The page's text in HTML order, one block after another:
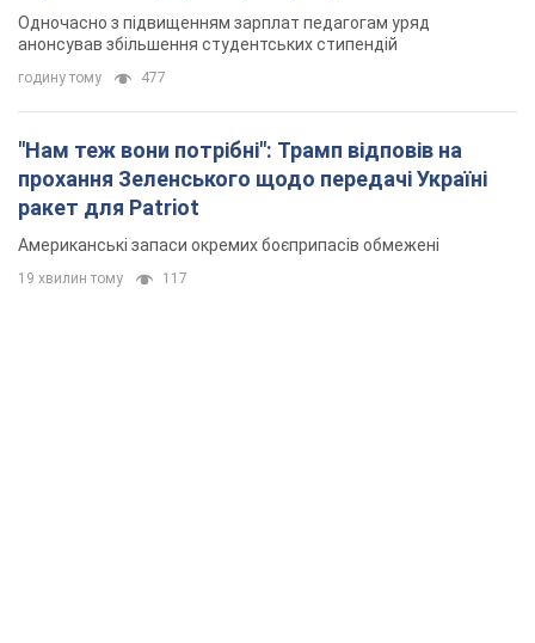
Одночасно з підвищенням зарплат педагогам уряд
анонсував збільшення студентських стипендій
годину тому 477
"Нам теж вони потрібні": Трамп відповів на
прохання Зеленського щодо передачі Україні
ракет для Patriot
Американські запаси окремих боєприпасів обмежені
19 хвилин тому 117